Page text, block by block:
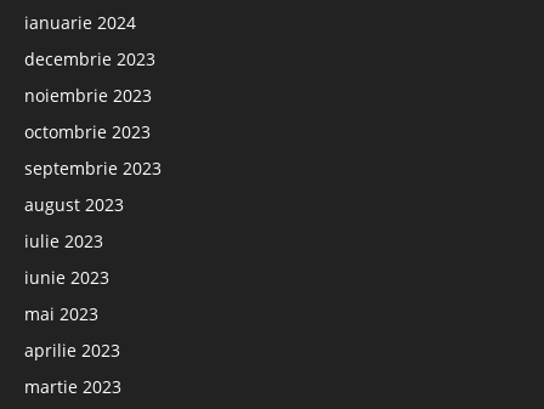
ianuarie 2024
decembrie 2023
noiembrie 2023
octombrie 2023
septembrie 2023
august 2023
iulie 2023
iunie 2023
mai 2023
aprilie 2023
martie 2023